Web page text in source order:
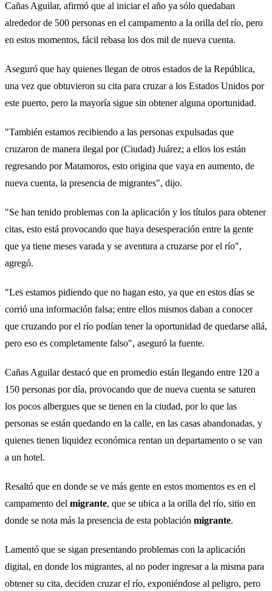
Cañas Aguilar, afirmó que al iniciar el año ya sólo quedaban
alrededor de 500 personas en el campamento a la orilla del río, pero
en estos momentos, fácil rebasa los dos mil de nueva cuenta.
Aseguró que hay quienes llegan de otros estados de la República,
una vez que obtuvieron su cita para cruzar a los Estados Unidos por
este puerto, pero la mayoría sigue sin obtener alguna oportunidad.
"También estamos recibiendo a las personas expulsadas que
cruzaron de manera ilegal por (Ciudad) Juárez; a ellos los están
regresando por Matamoros, esto origina que vaya en aumento, de
nueva cuenta, la presencia de migrantes", dijo.
"Se han tenido problemas con la aplicación y los títulos para obtener
citas, esto está provocando que haya desesperación entre la gente
que ya tiene meses varada y se aventura a cruzarse por el río",
agregó.
"Les estamos pidiendo que no hagan esto, ya que en estos días se
corrió una información falsa; entre ellos mismos daban a conocer
que cruzando por el río podían tener la oportunidad de quedarse allá,
pero eso es completamente falso", aseguró la fuente.
Cañas Aguilar destacó que en promedio están llegando entre 120 a
150 personas por día, provocando que de nueva cuenta se saturen
los pocos albergues que se tienen en la ciudad, por lo que las
personas se están quedando en la calle, en las casas abandonadas, y
quienes tienen liquidez económica rentan un departamento o se van
a un hotel.
Resaltó que en donde se ve más gente en estos momentos es en el
campamento del migrante, que se ubica a la orilla del río, sitio en
donde se nota más la presencia de esta población migrante.
Lamentó que se sigan presentando problemas con la aplicación
digital, en donde los migrantes, al no poder ingresar a la misma para
obtener su cita, deciden cruzar el río, exponiéndose al peligro, pero